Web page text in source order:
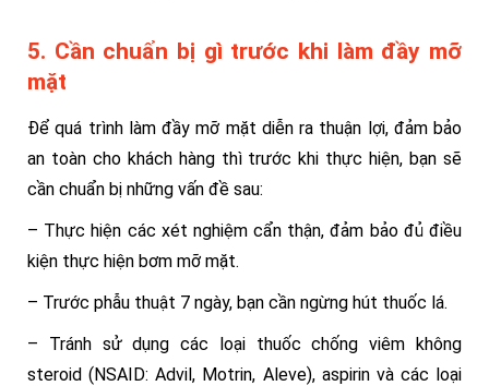
5. Cần chuẩn bị gì trước khi làm đầy mỡ
mặt
Để quá trình làm đầy mỡ mặt diễn ra thuận lợi, đảm bảo
an toàn cho khách hàng thì trước khi thực hiện, bạn sẽ
cần chuẩn bị những vấn đề sau:
– Thực hiện các xét nghiệm cẩn thận, đảm bảo đủ điều
kiện thực hiện bơm mỡ mặt.
– Trước phẫu thuật 7 ngày, bạn cần ngừng hút thuốc lá.
– Tránh sử dụng các loại thuốc chống viêm không
steroid (NSAID: Advil, Motrin, Aleve), aspirin và các loại